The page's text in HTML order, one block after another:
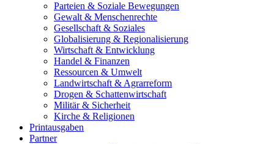
Parteien & Soziale Bewegungen
Gewalt & Menschenrechte
Gesellschaft & Soziales
Globalisierung & Regionalisierung
Wirtschaft & Entwicklung
Handel & Finanzen
Ressourcen & Umwelt
Landwirtschaft & Agrarreform
Drogen & Schattenwirtschaft
Militär & Sicherheit
Kirche & Religionen
Printausgaben
Partner